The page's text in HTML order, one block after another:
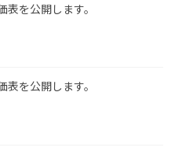
を公開します。
を公開します。